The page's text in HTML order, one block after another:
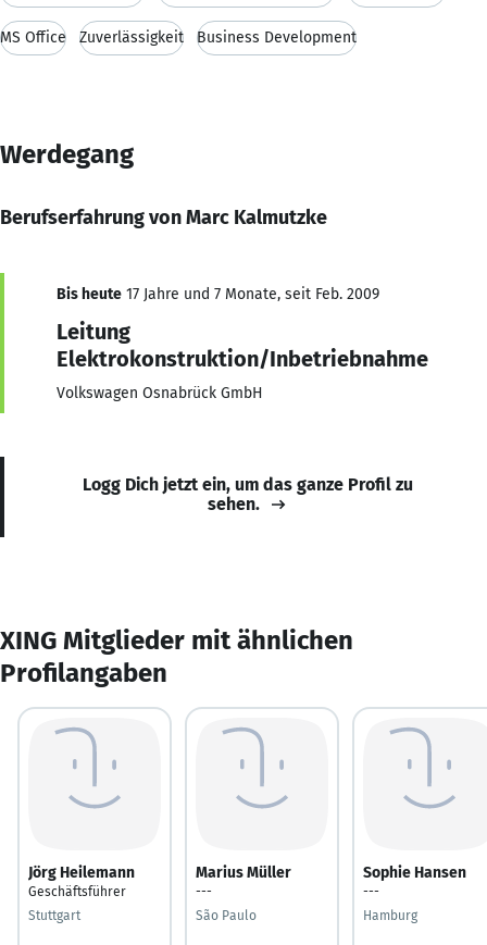
MS Office Zuverlässigkeit Business Development
Werdegang
Berufserfahrung von Marc Kalmutzke
Bis heute 17 Jahre und 7 Monate, seit Feb. 2009
Leitung
Elektrokonstruktion/Inbetriebnahme
Volkswagen Osnabrück GmbH
Logg Dich jetzt ein, um das ganze Profil zu
sehen.
XING Mitglieder mit ähnlichen
Profilangaben
Jörg Heilemann
Geschäftsführer
Stuttgart
Marius Müller
---
São Paulo
Sophie Hansen
---
Hamburg